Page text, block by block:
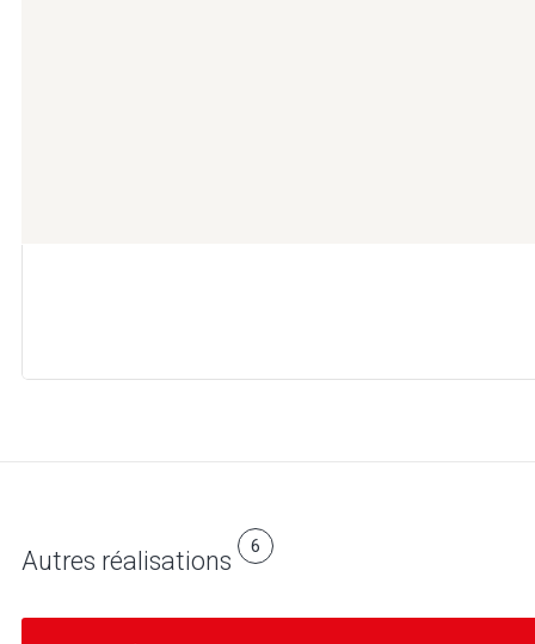
Autres réalisations 6